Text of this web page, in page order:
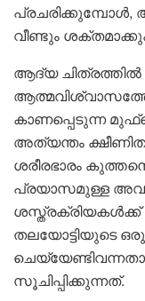
വീണ്ടും
ആദ്യ
കാണപ്പെടുന്ന
അത്യന്തം
ശരീരഭാരം
പ്രയാസമുള്ള
ശസ്ത്രക്രിയകൾക്ക്
തലയോട്ടിയുടെ ഒരു
സൂചിപ്പിക്കുന്നത്.